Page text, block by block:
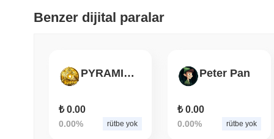
Benzer dijital paralar
PYRAMIDWALK
₺ 0.00
0.00% rütbe yok
Peter Pan
₺ 0.00
0.00% rütbe yok